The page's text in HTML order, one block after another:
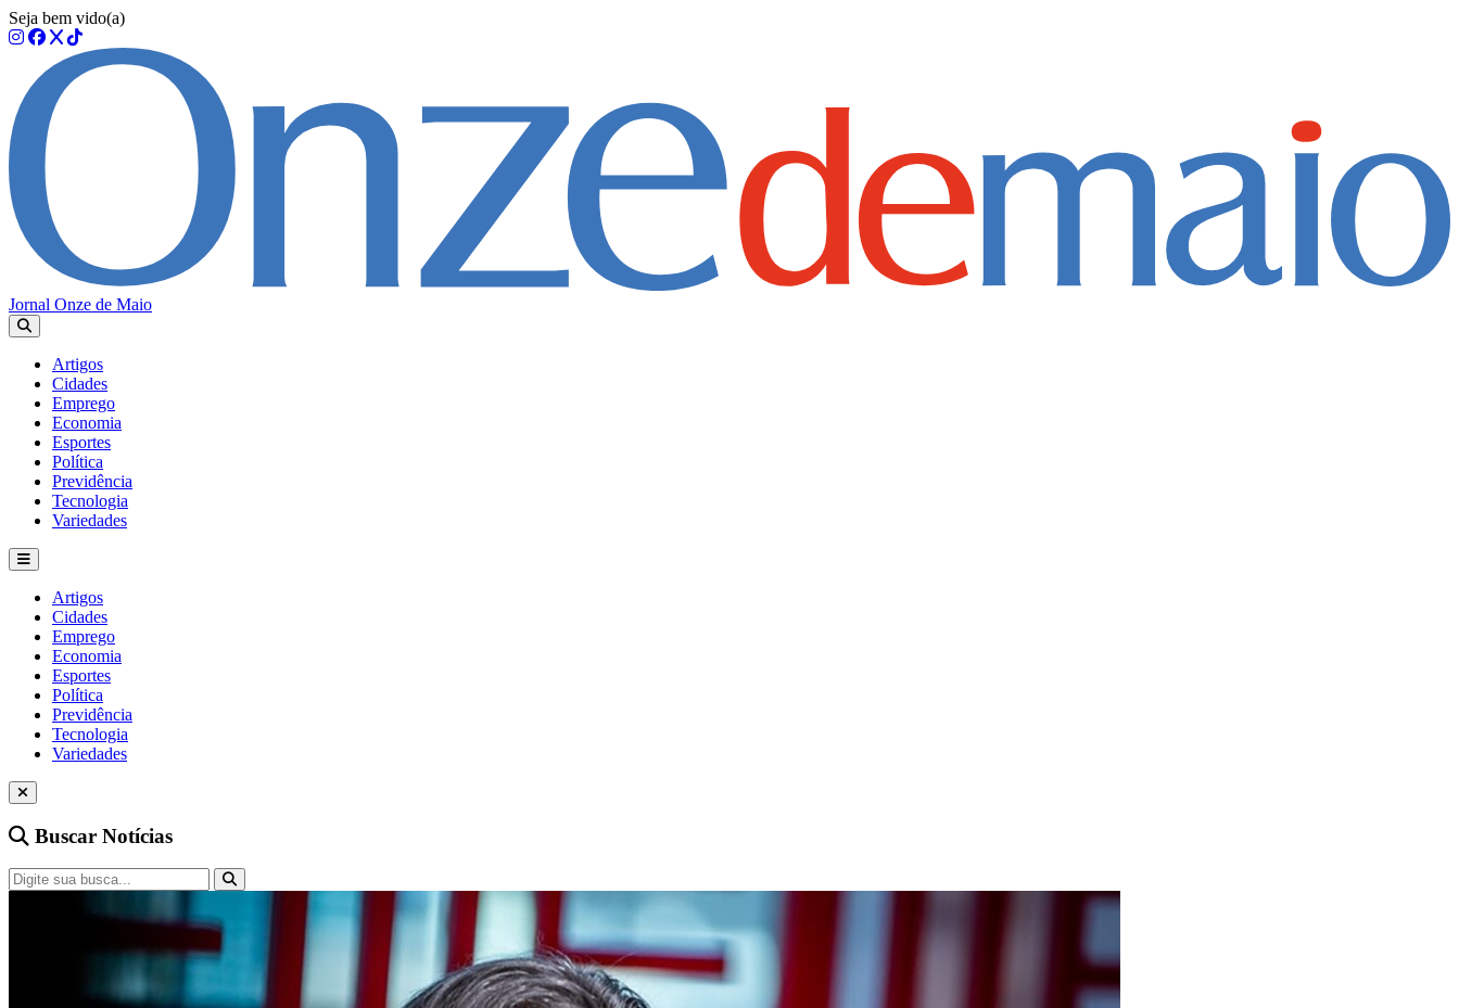
Seja bem vido(a)
Jornal Onze de Maio
Artigos
Cidades
Emprego
Economia
Esportes
Política
Previdência
Tecnologia
Variedades
Artigos
Cidades
Emprego
Economia
Esportes
Política
Previdência
Tecnologia
Variedades
Buscar Notícias